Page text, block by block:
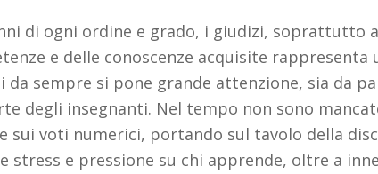
di ogni ordine e grado, i giudizi, soprattutto
e delle conoscenze acquisite
da sempre si pone grande attenzione, sia da
degli insegnanti. Nel tempo non sono
sui voti numerici, portando sul tavolo della
stress e pressione su chi apprende, oltre a